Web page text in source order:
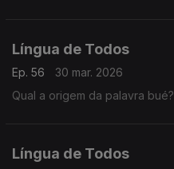
Língua de Todos
Ep. 56
30 mar. 2026
Qual a origem da palavra bué?
Língua de Todos